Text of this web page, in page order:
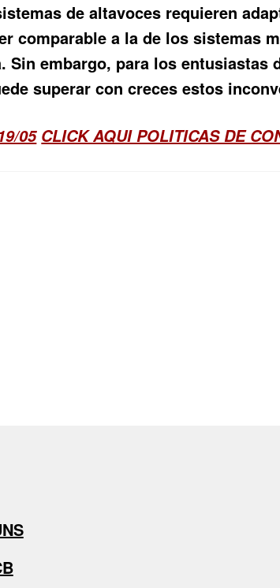
de altavoces requieren
comparable a la de los sistemas
embargo, para los
superar con creces estos
05 CLICK AQUI POLITICAS DE